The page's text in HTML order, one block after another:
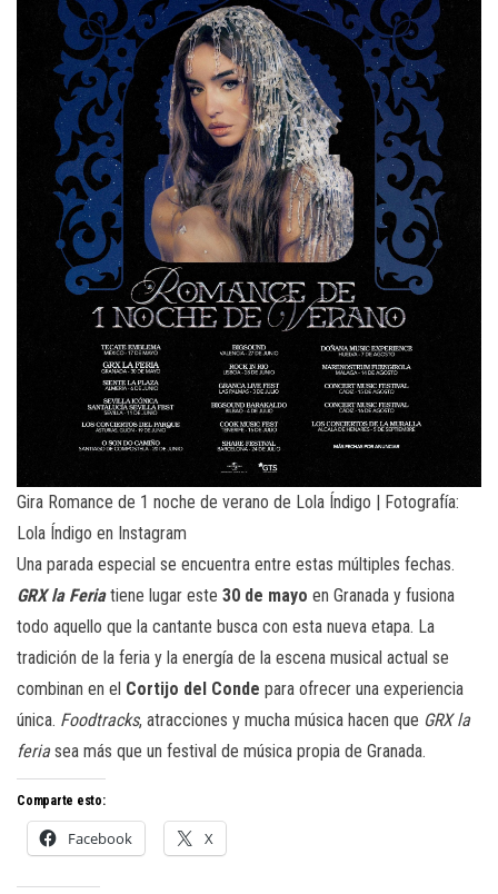
Gira Romance de 1 noche de verano de Lola Índigo | Fotografía:
Lola Índigo en Instagram
Una parada especial se encuentra entre estas múltiples fechas.
GRX la Feriatiene lugar este 30 de mayo en Granada y fusiona
todo aquello que la cantante busca con esta nueva etapa. La
tradición de la feria y la energía de la escena musical actual se
combinan en el Cortijo del Conde para ofrecer una experiencia
única. Foodtracks, atracciones y mucha música hacen que GRX la
feriasea más que un festival de música propia de Granada.
Comparte esto:
Facebook X